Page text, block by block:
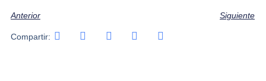
Anterior Siguiente
Compartir: